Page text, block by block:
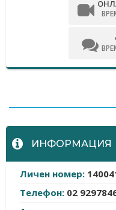
ИНФОРМАЦИЯ
Личен номер:
Телефон: 02